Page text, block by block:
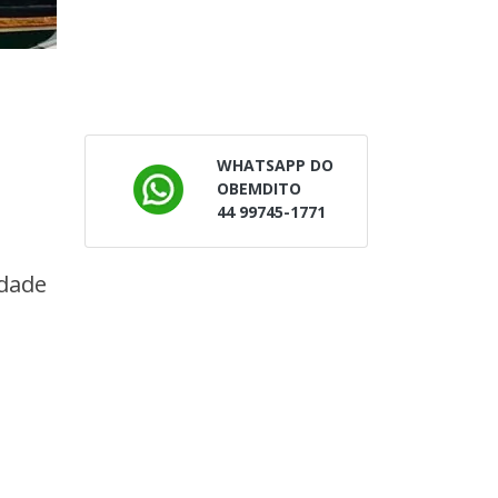
WHATSAPP DO
OBEMDITO
44 99745-1771